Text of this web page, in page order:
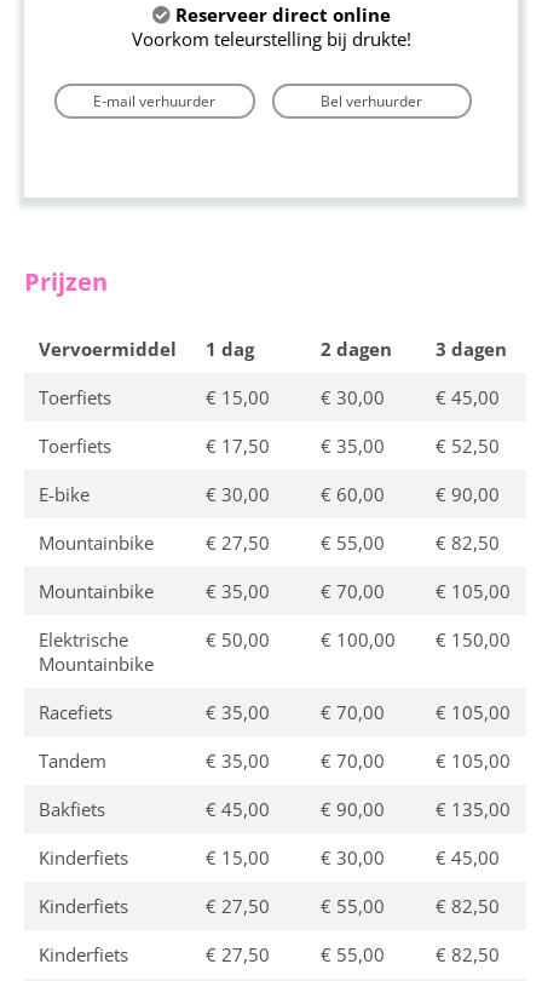
Reserveer direct online
Voorkom teleurstelling bij drukte!
E-mail verhuurder Bel verhuurder
Prijzen
Vervoermiddel 1 dag 2 dagen
3 dagen
Toerfiets
€ 15,00 € 30,00
€ 45,00
Toerfiets
€ 17,50 € 35,00
€ 52,50
E-bike
€ 30,00 € 60,00
€ 90,00
Mountainbike
€ 27,50 € 55,00
€ 82,50
Mountainbike
€ 35,00 € 70,00
€ 105,00
Elektrische
Mountainbike
€ 50,00 € 100,00 € 150,00
Racefiets € 35,00 € 70,00
€ 105,00
Tandem
€ 35,00 € 70,00
€ 105,00
Bakfiets
€ 45,00 € 90,00
€ 135,00
Kinderfiets
€ 15,00 € 30,00
€ 45,00
Kinderfiets
€ 27,50 € 55,00
€ 82,50
Kinderfiets
€ 27,50 € 55,00
€ 82,50